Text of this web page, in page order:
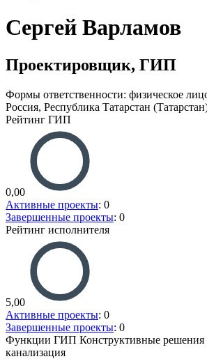
Сергей Варламов
Проектировщик, ГИП
Формы ответственности: физическое
Россия, Республика Татарстан
Рейтинг ГИП
0,00
Активные проекты: 0
Завершенные проекты: 0
Рейтинг исполнителя
5,00
Активные проекты: 0
Завершенные проекты: 0
Функции ГИП Конструктивные решения
канализация